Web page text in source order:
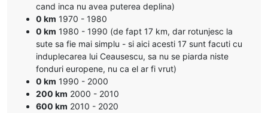
cand inca nu avea puterea deplina)
0 km 1970 - 1980
0 km 1980 - 1990 (de fapt 17 km, dar rotunjesc la
sute sa fie mai simplu - si aici acesti 17 sunt facuti cu
induplecarea lui Ceausescu, sa nu se piarda niste
fonduri europene, nu ca el ar fi vrut)
0 km 1990 - 2000
200 km 2000 - 2010
600 km 2010 - 2020